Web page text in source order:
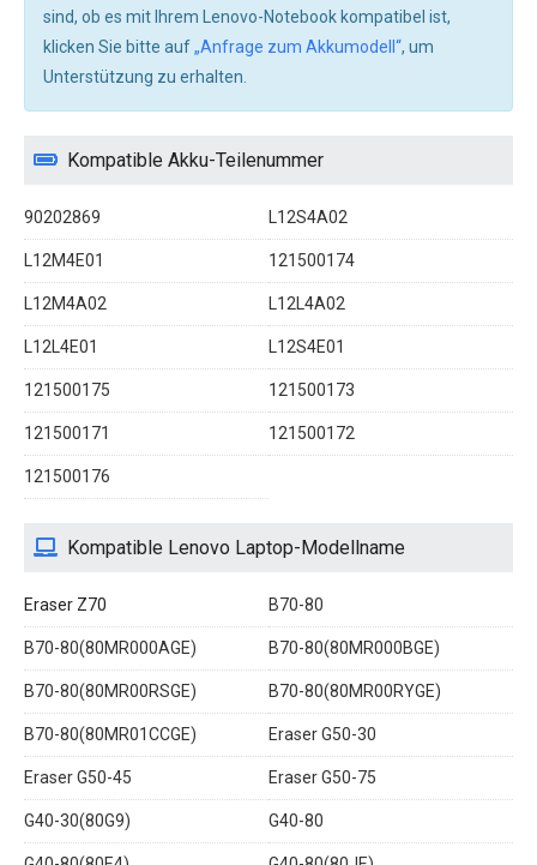
sind, ob es mit Ihrem Lenovo-Notebook kompatibel ist,
klicken Sie bitte auf„Anfrage zum Akkumodell“, um
Unterstützung zu erhalten.
Kompatible Akku-Teilenummer
90202869 L12S4A02
L12M4E01 121500174
L12M4A02 L12L4A02
L12L4E01 L12S4E01
121500175 121500173
121500171 121500172
121500176
Kompatible Lenovo Laptop-Modellname
Eraser Z70 B70-80
B70-80(80MR000AGE) B70-80(80MR000BGE)
B70-80(80MR00RSGE) B70-80(80MR00RYGE)
B70-80(80MR01CCGE) Eraser G50-30
Eraser G50-45 Eraser G50-75
G40-30(80G9) G40-80